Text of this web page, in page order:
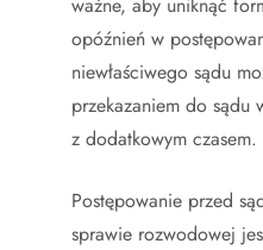
opóźnień w
niewłaściwego sądu
przekazaniem do sądu
z dodatkowym czasem.
Postępowanie przed
sprawie rozwodowej